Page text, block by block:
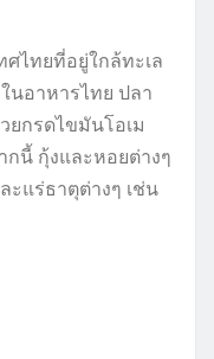
ไทยที่อยู่ใกล้ทะเล
นอาหารไทย ปลา
ยกรดไขมันโอเม
นี้ กุ้งและหอยต่างๆ
แร่ธาตุต่างๆ เช่น